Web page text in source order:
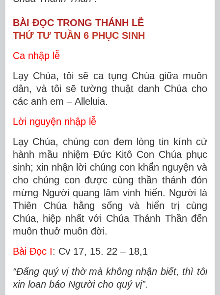
BÀI ĐỌC TRONG THÁNH LỄ
THỨ TƯ TUẦN 6 PHỤC SINH
Ca nhập lễ
Lạy Chúa, tôi sẽ ca tụng Chúa giữa muôn
dân, và tôi sẽ tường thuật danh Chúa cho
các anh em – Alleluia.
Lời nguyện nhập lễ
Lạy Chúa, chúng con đem lòng tin kính cử
hành mầu nhiệm Ðức Kitô Con Chúa phục
sinh; xin nhận lời chúng con khẩn nguyện và
cho chúng con được cùng thần thánh đón
mừng Người quang lâm vinh hiển. Người là
Thiên Chúa hằng sống và hiển trị cùng
Chúa, hiệp nhất với Chúa Thánh Thần đến
muôn thuở muôn đời.
Bài Ðọc I: Cv 17, 15. 22 – 18,1
“Ðấng quý vị thờ mà không nhận biết, thì tôi
xin loan báo Người cho quý vị”.